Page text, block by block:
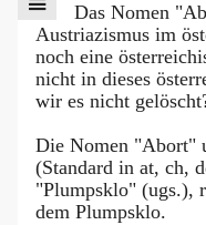
Das Nomen
Austriazismus im
noch eine
nicht in dieses
wir es nicht
Die Nomen "Abort"
(Standard in at, ch,
"Plumpsklo" (ugs.),
dem Plumpsklo.